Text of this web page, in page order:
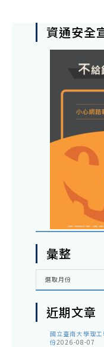
資通安全
彙整
彙
選取月份
近期文章
國立臺南大學理
份2026-08-07